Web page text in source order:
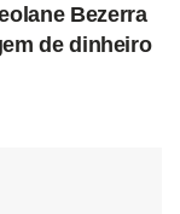
Bezerra
de dinheiro